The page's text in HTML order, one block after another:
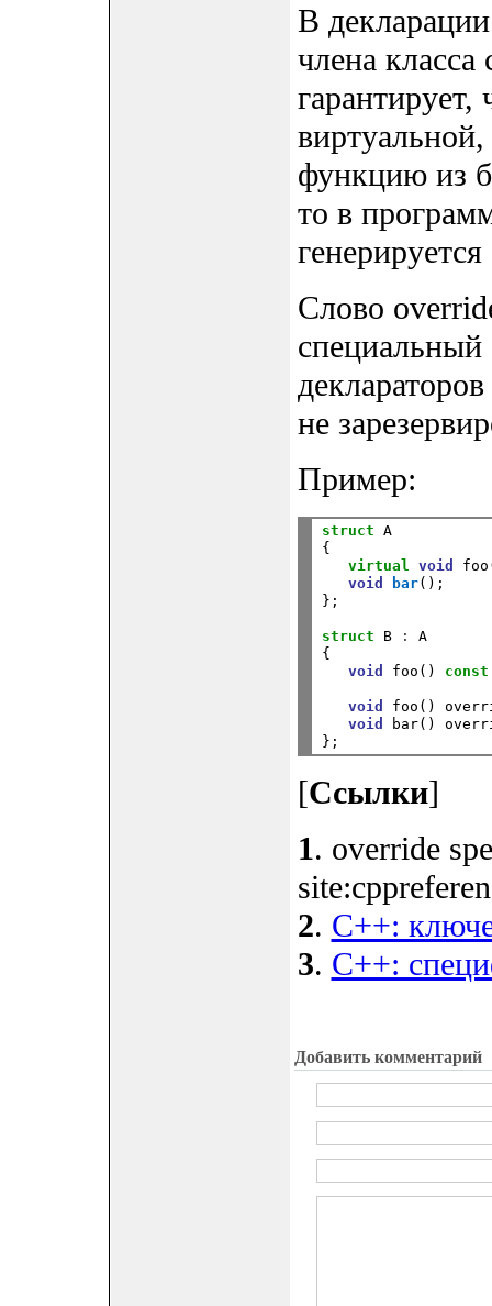
В
члена
гарантирует,
функцию из
то в
Слово
специальный
не
Пример:
struct A
{
virtual
void
void
bar();
};
struct B :
A
{
void
foo() const
void
foo()
void
bar()
[Ссылки]
1. override
2. C++:
3. C++:
Добавить комментарий